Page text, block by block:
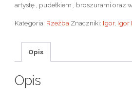
artystę , pudełkiem , broszurami oraz
Kategoria: Rzeźba Znaczniki: Igor, Igor
Opis
Opis